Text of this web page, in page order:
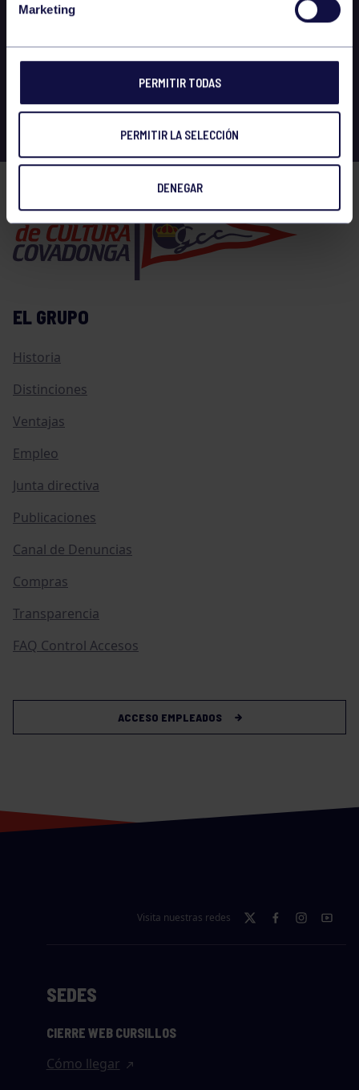
Marketing
PERMITIR TODAS
PERMITIR LA SELECCIÓN
DENEGAR
EL GRUPO
Historia
Distinciones
Ventajas
Empleo
Junta directiva
Publicaciones
Canal de Denuncias
Compras
Transparencia
FAQ Control Accesos
ACCESO EMPLEADOS
Visita nuestras redes
SEDES
CIERRE WEB CURSILLOS
Cómo llegar